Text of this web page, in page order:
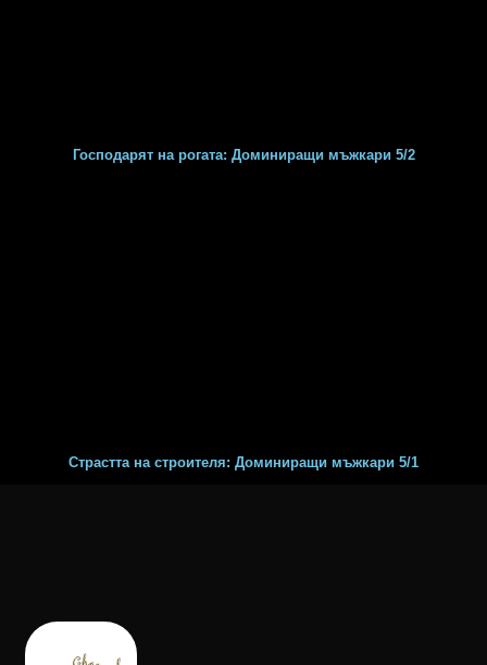
Господарят на рогата: Доминиращи мъжкари 5/2
Страстта на строителя: Доминиращи мъжкари 5/1